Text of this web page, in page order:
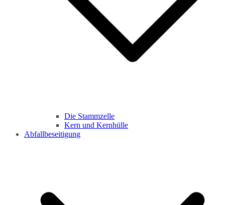
Die Stammzelle
Kern und Kernhülle
Abfallbeseitigung